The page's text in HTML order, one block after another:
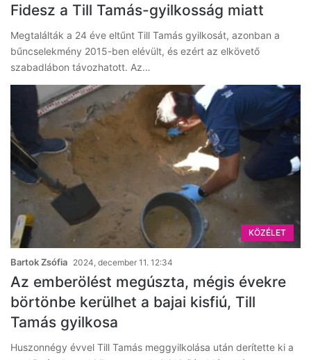
Fidesz a Till Tamás-gyilkosság miatt
Megtalálták a 24 éve eltűnt Till Tamás gyilkosát, azonban a
bűncselekmény 2015-ben elévült, és ezért az elkövető
szabadlábon távozhatott. Az…
KÖZÉLET
Bartok Zsófia 2024, december 11. 12:34
Az emberölést megúszta, mégis évekre
börtönbe kerülhet a bajai kisfiú, Till
Tamás gyilkosa
Huszonnégy évvel Till Tamás meggyilkolása után derítette ki a